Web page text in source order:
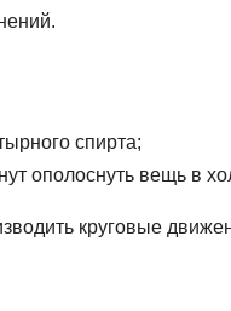
спирта;
ополоснуть вещь в
круговые